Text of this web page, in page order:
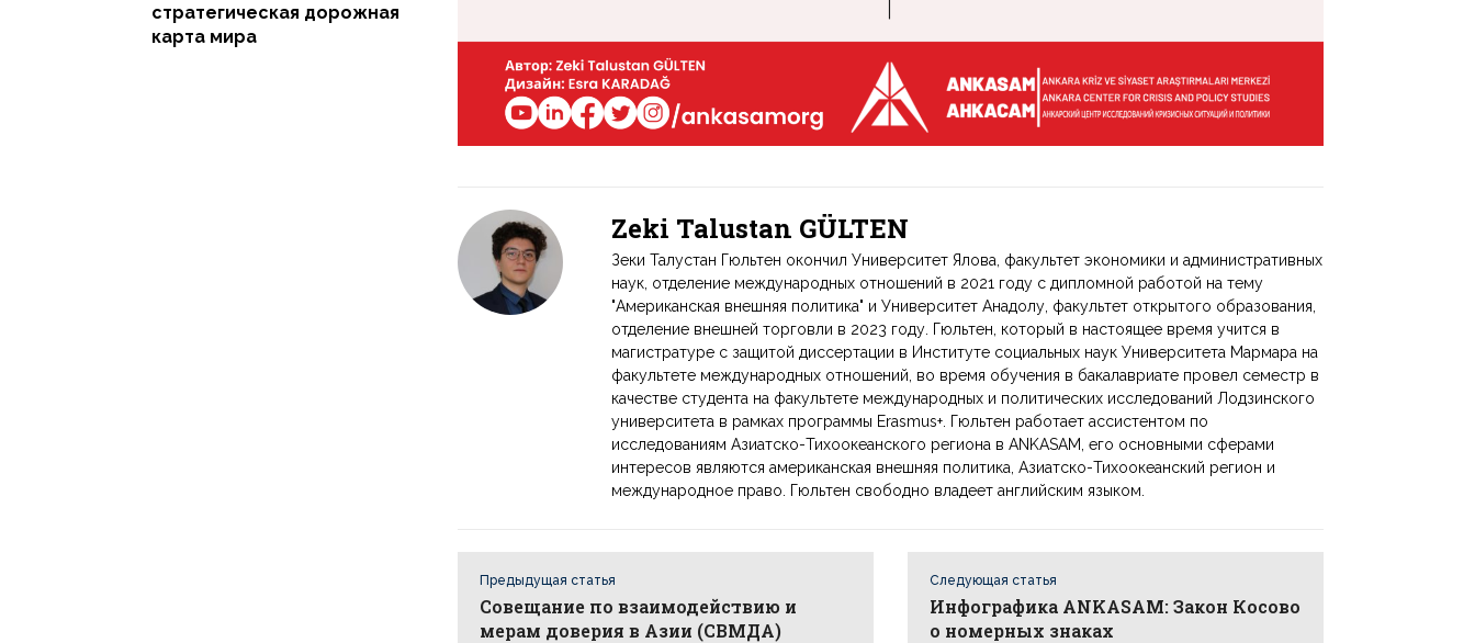
стратегическая дорожная
карта мира
Zeki Talustan GÜLTEN
Зеки Талустан Гюльтен окончил Университет Ялова, факультет экономики и административных
наук, отделение международных отношений в 2021 году с дипломной работой на тему
"Американская внешняя политика" и Университет Анадолу, факультет открытого образования,
отделение внешней торговли в 2023 году. Гюльтен, который в настоящее время учится в
магистратуре с защитой диссертации в Институте социальных наук Университета Мармара на
факультете международных отношений, во время обучения в бакалавриате провел семестр в
качестве студента на факультете международных и политических исследований Лодзинского
университета в рамках программы Erasmus+. Гюльтен работает ассистентом по
исследованиям Азиатско-Тихоокеанского региона в ANKASAM, его основными сферами
интересов являются американская внешняя политика, Азиатско-Тихоокеанский регион и
международное право. Гюльтен свободно владеет английским языком.
Предыдущая статья
Совещание по взаимодействию и
мерам доверия в Азии (СВМДА)
Следующая статья
Инфографика ANKASAM: Закон Косово
о номерных знаках